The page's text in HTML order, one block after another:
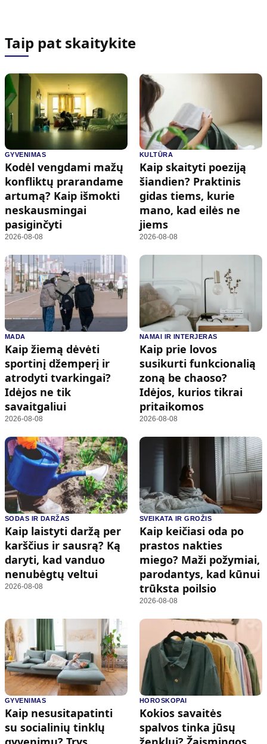
Taip pat skaitykite
GYVENIMAS
Kodėl vengdami mažų
konfliktų prarandame
artumą? Kaip išmokti
neskausmingai
pasiginčyti
2026-08-08
KULTŪRA
Kaip skaityti poeziją
šiandien? Praktinis
gidas tiems, kurie
mano, kad eilės ne
jiems
2026-08-08
MADA
Kaip žiemą dėvėti
sportinį džemperį ir
atrodyti tvarkingai?
Idėjos ne tik
savaitgaliui
2026-08-08
NAMAI IR INTERJERAS
Kaip prie lovos
susikurti funkcionalią
zoną be chaoso?
Idėjos, kurios tikrai
pritaikomos
2026-08-08
SODAS IR DARŽAS
Kaip laistyti daržą per
karščius ir sausrą? Ką
daryti, kad vanduo
nenubėgtų veltui
2026-08-08
SVEIKATA IR GROŽIS
Kaip keičiasi oda po
prastos nakties
miego? Maži požymiai,
parodantys, kad kūnui
trūksta poilsio
2026-08-08
GYVENIMAS
Kaip nesusitapatinti
su socialinių tinklų
HOROSKOPAI
Kokios savaitės
spalvos tinka jūsų